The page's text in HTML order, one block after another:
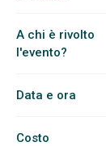
A chi è rivolto
l'evento?
Data e ora
Costo